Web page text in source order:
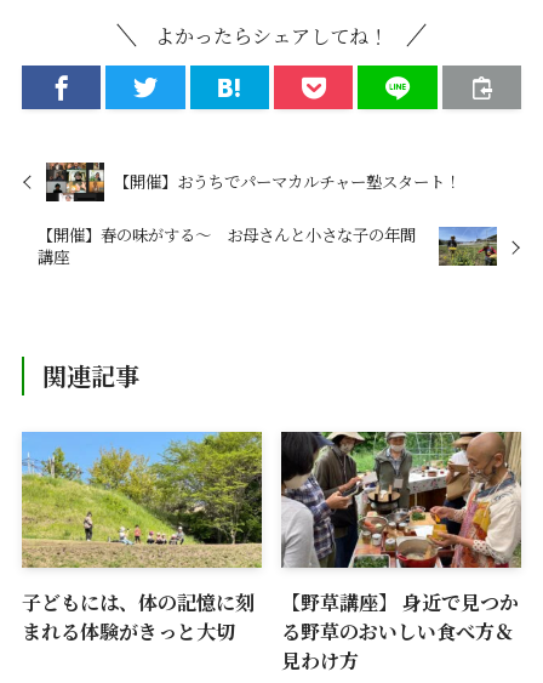
よかったらシェアしてね！
【開催】おうちでパーマカルチャー塾スタート！
【開催】春の味がする〜 お母さんと小さな子の年間
講座
関連記事
子どもには、体の記憶に刻
まれる体験がきっと大切
【野草講座】 身近で見つか
る野草のおいしい食べ方＆
見わけ方